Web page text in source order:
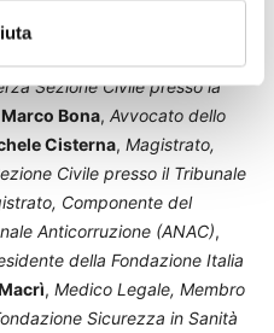
Segretario della SIMLA
Sezione Civile presso la
Marco Bona, Avvocato dello
Cisterna, Magistrato,
Civile presso il Tribunale
Componente del
Anticorruzione (ANAC),
della Fondazione Italia
, Medico Legale, Membro
Sicurezza in Sanità